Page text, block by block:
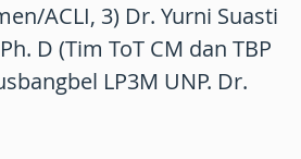
ACLI, 3) Dr. Yurni Suasti
D (Tim ToT CM dan TBP
LP3M UNP. Dr.